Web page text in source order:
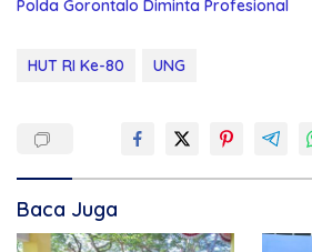
Polda Gorontalo Diminta Profesional
HUT RI Ke-80 UNG
Baca Juga